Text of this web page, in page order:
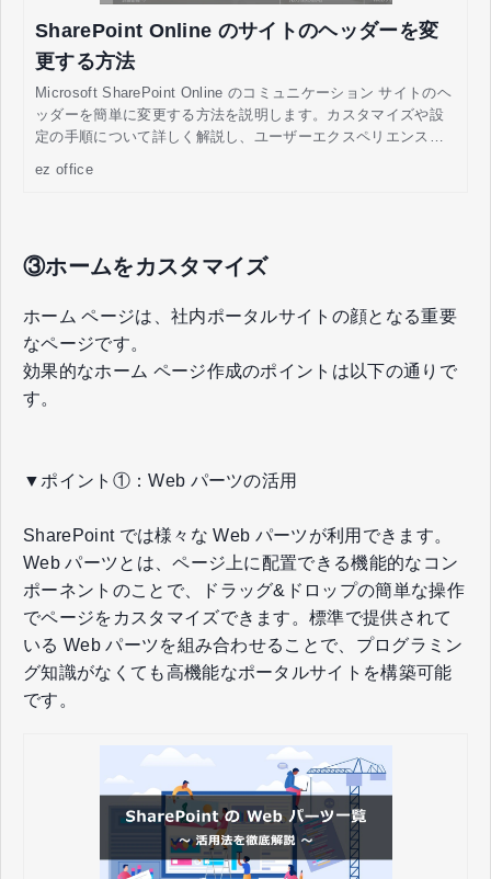
SharePoint Online のサイトのヘッダーを変
更する方法
Microsoft SharePoint Online のコミュニケーション サイトのヘ
ッダーを簡単に変更する方法を説明します。カスタマイズや設
定の手順について詳しく解説し、ユーザーエクスペリエンスを
ez office
③ホームをカスタマイズ
ホーム ページは、社内ポータルサイトの顔となる重要
なページです。
効果的なホーム ページ作成のポイントは以下の通りで
す。
▼ポイント①：Web パーツの活用
SharePoint では様々な Web パーツが利用できます。
Web パーツとは、ページ上に配置できる機能的なコン
ポーネントのことで、ドラッグ&ドロップの簡単な操作
でページをカスタマイズできます。標準で提供されて
いる Web パーツを組み合わせることで、プログラミン
グ知識がなくても高機能なポータルサイトを構築可能
です。